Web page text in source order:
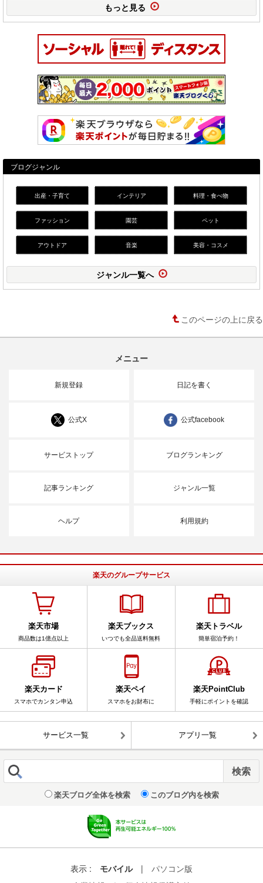
もっと見る
ブログジャンル
出産・子育て インテリア 料理・食べ物
ファッション 園芸 ペット
アウトドア 音楽 美容・コスメ
ジャンル一覧へ
このページの上に戻る
メニュー
新規登録 日記を書く
公式X 公式facebook
サービストップ ブログランキング
記事ランキング ジャンル一覧
ヘルプ 利用規約
楽天のグループサービス
楽天市場
商品数は1億点以上
楽天ブックス
いつでも全品送料無料
楽天トラベル
簡単宿泊予約！
楽天カード
スマホでカンタン申込
楽天ペイ
スマホをお財布に
楽天PointClub
手軽にポイントを確認
サービス一覧 アプリ一覧
楽天ブログ全体を検索 このブログ内を検索
表示 : モバイル |
パソコン版